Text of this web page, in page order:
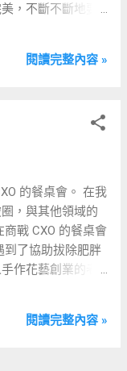
，不斷不斷地要
到是自己想要的
生活。 ​ 其中最讓我
子一起成長，可
上分享故事的爸
呀。 ​ 再來，威琮
悟。 ​ 其中，我最
自己？」 ​ 威琮
8 步驟來做到。
我反思 4.健康生活
愛自己，更是終極
閱讀完整內容 »
的餐桌會。 在我
，與其他領域的
戰 CXO 的餐桌會
到了協助拔除肥胖
作花藝創業的老
理財有道的房地產
閱讀完整內容 »